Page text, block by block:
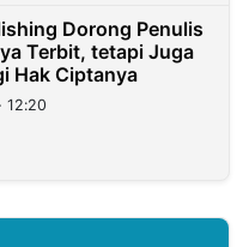
Dorong Penulis
Terbit, tetapi Juga
Hak Ciptanya
12:20